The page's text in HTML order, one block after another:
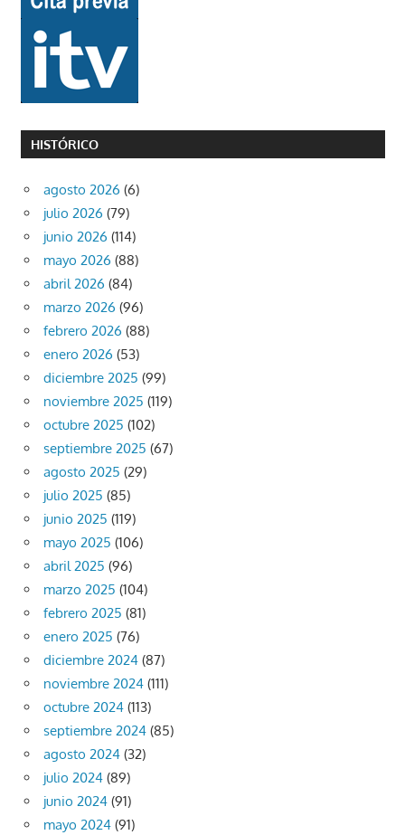
HISTÓRICO
agosto 2026 (6)
julio 2026 (79)
junio 2026 (114)
mayo 2026 (88)
abril 2026 (84)
marzo 2026 (96)
febrero 2026 (88)
enero 2026 (53)
diciembre 2025 (99)
noviembre 2025 (119)
octubre 2025 (102)
septiembre 2025 (67)
agosto 2025 (29)
julio 2025 (85)
junio 2025 (119)
mayo 2025 (106)
abril 2025 (96)
marzo 2025 (104)
febrero 2025 (81)
enero 2025 (76)
diciembre 2024 (87)
noviembre 2024 (111)
octubre 2024 (113)
septiembre 2024 (85)
agosto 2024 (32)
julio 2024 (89)
junio 2024 (91)
mayo 2024 (91)